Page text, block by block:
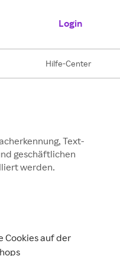
Login
Hilfe-Center
Text-
geschäftlichen
werden.
Cookies auf der